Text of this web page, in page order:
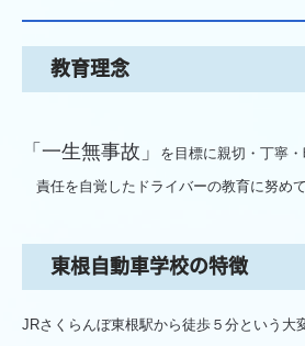
アクセス
お問い合わせ
教育理念
「一生無事故」
を目標に親切・丁寧・
責任を自覚したドライバーの教育に努めて
東根自動車学校の特徴
JRさくらんぼ東根駅から徒歩５分という大